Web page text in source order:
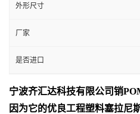
外形尺寸
厂家
是否进口
宁波齐汇达科技有限公司销
因为它的优良工程塑料塞拉尼